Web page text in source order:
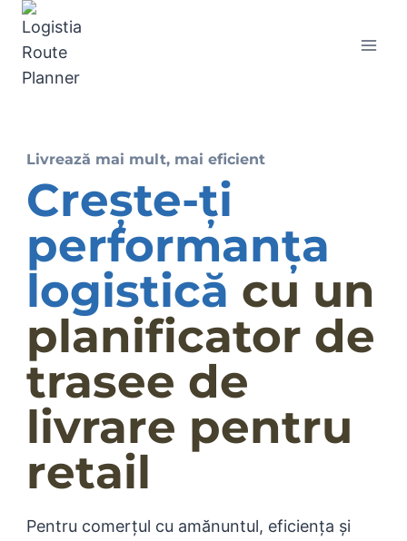
Livrează mai mult, mai eficient
Crește-ți
performanța
logistică cu un
planificator de
trasee de
livrare pentru
retail
Pentru comerțul cu amănuntul, eficiența și